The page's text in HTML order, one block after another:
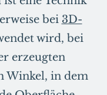
bei 3D-
wird, bei
erzeugten
Winkel, in dem